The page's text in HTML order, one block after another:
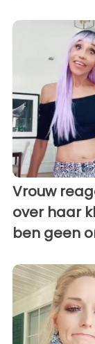
Vrouw
over haar
ben geen